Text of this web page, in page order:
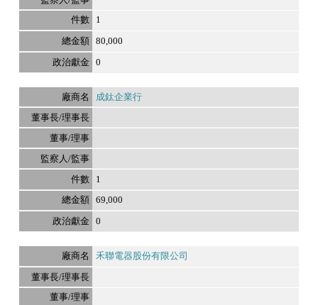
1
80,000
0
成鈦企業行
1
69,000
0
禾聯電器股份有限公司